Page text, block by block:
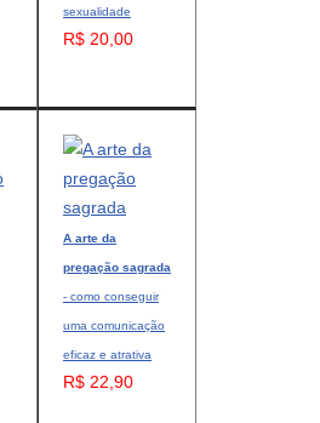
sexualidade
R$ 20,00
A arte da
pregação sagrada
- como conseguir
uma comunicação
eficaz e atrativa
R$ 22,90